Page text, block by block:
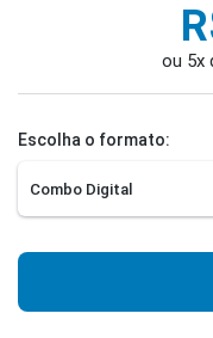
ou 5x
Escolha o formato: